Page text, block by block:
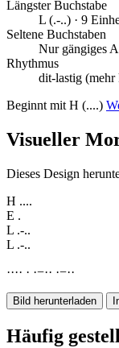
Längster Buchstabe
L (.-..) · 9
Seltene Buchstaben
Nur gängiges
Rhythmus
dit-lastig (mehr
Beginnt mit H (....)
Visueller
Dieses Design
H ....
E .
L .-..
L .-..
···· · ·−·· ·−··
Bild herunterladen
Häufig